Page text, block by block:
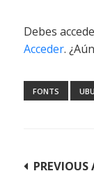
Debes
Acceder.
FONTS
PREVIOUS